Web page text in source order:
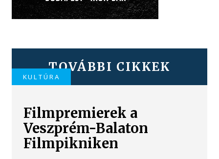
TOVÁBBI CIKKEK
KULTÚRA
Filmpremierek a
Veszprém-Balaton
Filmpikniken